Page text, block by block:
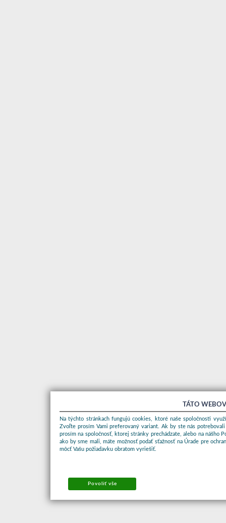
TÁTO
Na týchto stránkach fungujú cookies, ktoré naše spoločnosti
Zvoľte prosím Vami preferovaný variant. Ak by ste nás
prosím na spoločnosť, ktorej stránky prechádzate, alebo na nášho
ako by sme mali, máte možnosť podať sťažnosť na Úrade pre
môcť Vašu požiadavku obratom vyriešiť.
Povoliť vše